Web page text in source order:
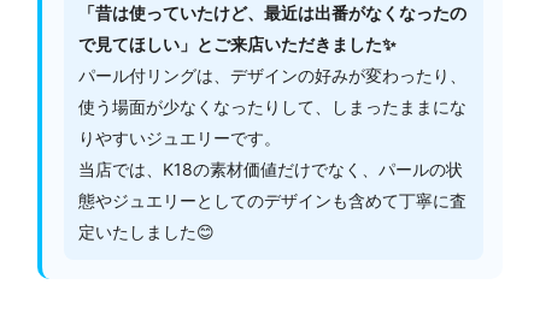
「昔は使っていたけど、最近は出番がなくなったの
で見てほしい」とご来店いただきました✨
パール付リングは、デザインの好みが変わったり、
使う場面が少なくなったりして、しまったままにな
りやすいジュエリーです。
当店では、K18の素材価値だけでなく、パールの状
態やジュエリーとしてのデザインも含めて丁寧に査
定いたしました😊